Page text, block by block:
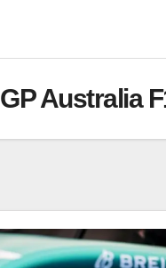
GP Australia